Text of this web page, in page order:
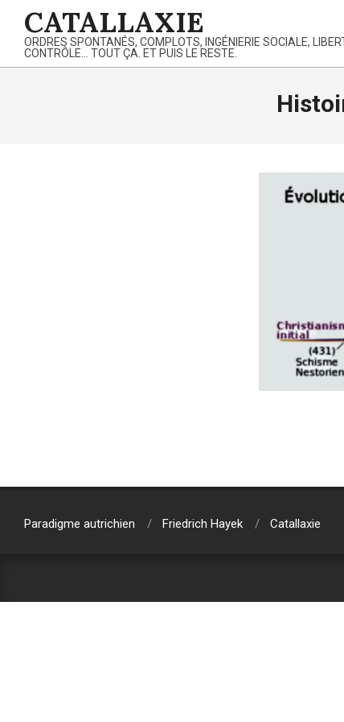
content
CATALLAXIE
ORDRES SPONTANÉS, COMPLOTS, INGÉNIERIE SOCIALE,
CONTRÔLE… TOUT ÇA. ET PUIS LE RESTE.
08-
Paradigme autrichien
Friedrich Hayek Catallaxie